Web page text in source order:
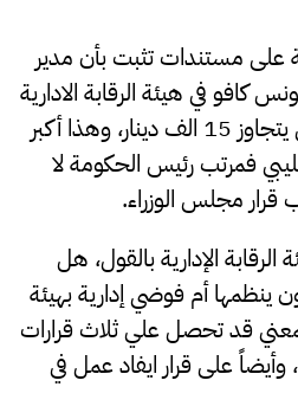
مستندات تثبت بأن مدير
كافو في هيئة الرقابة الادارية
يتحصل علي مرتب شهري يتجاوز 15 الف دينار، وهذا أكبر
فمرتب رئيس الحكومة لا
الإدارية بالقول، هل
ينظمها أم فوضي إدارية بهيئة
المعني قد تحصل علي ثلاث قرارات
وأيضاً على قرار ايفاد عمل في